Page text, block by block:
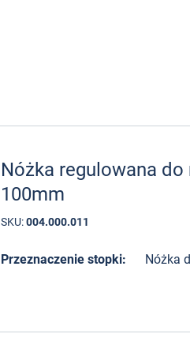
Nóżka regulowana
100mm
SKU: 004.000.011
Przeznaczenie stopki: Nóżka